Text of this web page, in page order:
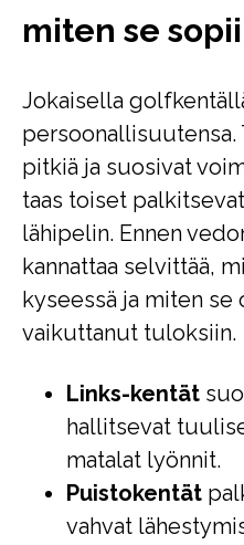
miten se
Jokaisella
persoonallisuutensa.
pitkiä ja suosivat
taas toiset
lähipelin. Ennen
kannattaa selvittää,
kyseessä ja miten se
vaikuttanut tuloksiin.
Links-kentät
hallitsevat
matalat lyönnit.
Puistokentät
vahvat